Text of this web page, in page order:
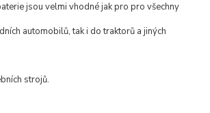
jsou velmi vhodné jak pro pro všechny
automobilů, tak i do traktorů a jiných
strojů.